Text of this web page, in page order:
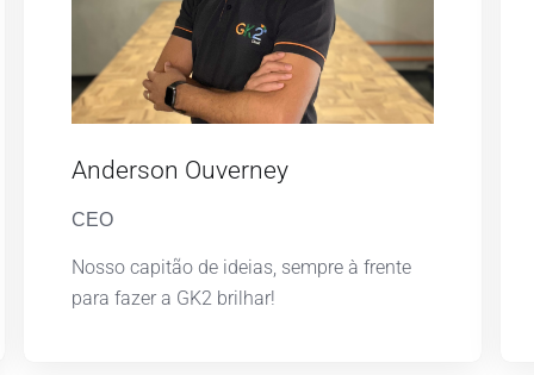
Anderson Ouverney
CEO
Nosso capitão de ideias, sempre à frente
para fazer a GK2 brilhar!